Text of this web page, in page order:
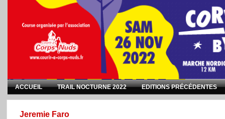
ACCUEIL TRAIL NOCTURNE 2022 EDITIONS PRÉCÉDENTES
Jeremie Faro